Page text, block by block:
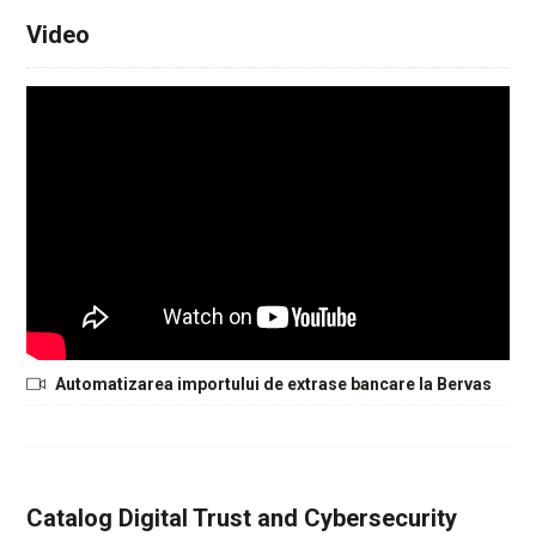
Video
Automatizarea importului de extrase bancare la Bervas
Catalog Digital Trust and Cybersecurity